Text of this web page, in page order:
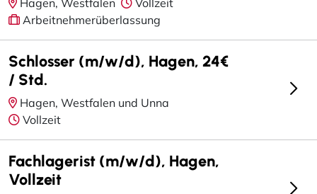
Arbeitnehmerüberlassung
Schlosser (m/w/d), Hagen, 24€
/ Std.
Hagen, Westfalen und Unna
Vollzeit
Fachlagerist (m/w/d), Hagen,
Vollzeit